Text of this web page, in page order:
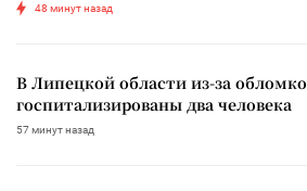
48 минут назад
В Липецкой области из-за
госпитализированы два человека
57 минут назад